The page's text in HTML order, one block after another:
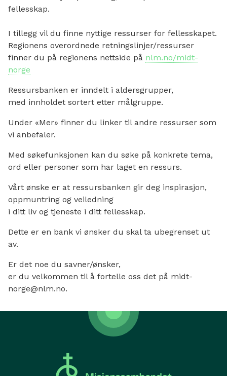
fellesskap.
I tillegg vil du finne nyttige ressurser for fellesskapet.
Regionens overordnede retningslinjer/ressurser
finner du på regionens nettside på nlm.no/midt-
norge
Ressursbanken er inndelt i aldersgrupper,
med innholdet sortert etter målgruppe.
Under «Mer» finner du linker til andre ressurser som
vi anbefaler.
Med søkefunksjonen kan du søke på konkrete tema,
ord eller personer som har laget en ressurs.
Vårt ønske er at ressursbanken gir deg inspirasjon,
oppmuntring og veiledning
i ditt liv og tjeneste i ditt fellesskap.
Dette er en bank vi ønsker du skal ta ubegrenset ut
av.
Er det noe du savner/ønsker,
er du velkommen til å fortelle oss det på midt-
norge@nlm.no.